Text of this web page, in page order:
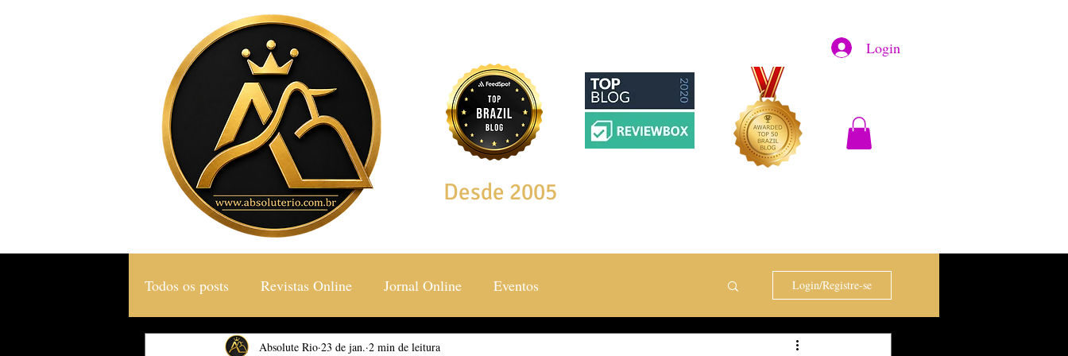
Login
Desde 2005
Todos os posts Revistas Online Jornal Online Eventos
Gastronomia & Turismo Social & Estilos
Login/Registre-se
Absolute Rio 23 de jan. 2 min de leitura